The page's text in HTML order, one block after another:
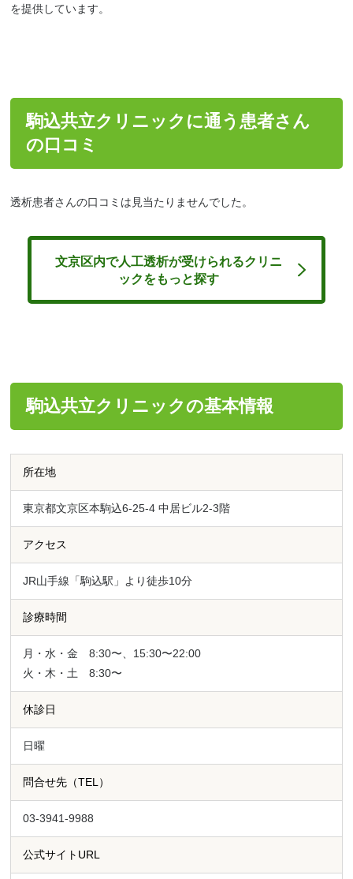
を提供しています。
駒込共立クリニックに通う患者さん
の口コミ
透析患者さんの口コミは見当たりませんでした。
文京区内で人工透析が受けられるクリニ
ックをもっと探す
駒込共立クリニックの基本情報
所在地
東京都文京区本駒込6-25-4 中居ビル2-3階
アクセス
JR山手線「駒込駅」より徒歩10分
診療時間
月・水・金 8:30〜、15:30〜22:00
火・木・土 8:30〜
休診日
日曜
問合せ先（TEL）
03-3941-9988
公式サイトURL